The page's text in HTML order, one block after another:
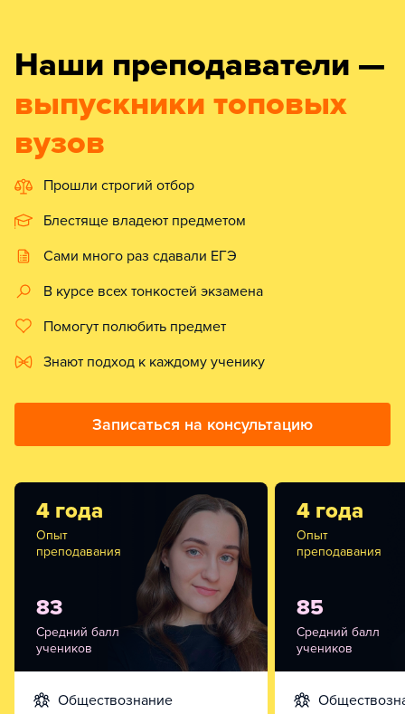
Наши преподаватели —
выпускники топовых
вузов
Прошли строгий отбор
Блестяще владеют предметом
Сами много раз сдавали ЕГЭ
В курсе всех тонкостей экзамена
Помогут полюбить предмет
Знают подход к каждому ученику
Записаться на консультацию
4 года
Опыт
преподавания
83
Средний балл
учеников
обществознание
4 года
Опыт
преподавания
85
Средний балл
учеников